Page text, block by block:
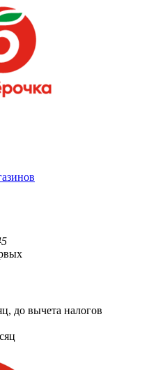
до вычета налогов